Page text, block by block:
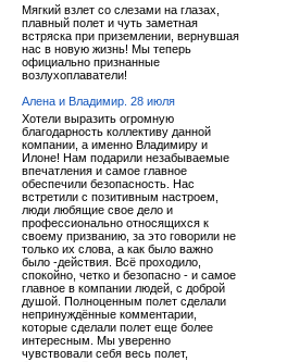
Мягкий взлет со слезами на глазах,
плавный полет и чуть заметная
встряска при приземлении, вернувшая
нас в новую жизнь! Мы теперь
официально признанные
возлухоплаватели!
Алена и Владимир. 28 июля
Хотели выразить огромную
благодарность коллективу данной
компании, а именно Владимиру и
Илоне! Нам подарили незабываемые
впечатления и самое главное
обеспечили безопасность. Нас
встретили с позитивным настроем,
люди любящие свое дело и
профессионально относящихся к
своему призванию, за это говорили не
только их слова, а как было важно
было -действия. Всё проходило,
спокойно, четко и безопасно - и самое
главное в компании людей, с доброй
душой. Полноценным полет сделали
непринуждённые комментарии,
которые сделали полет еще более
интересным. Мы уверенно
чувствовали себя весь полет,